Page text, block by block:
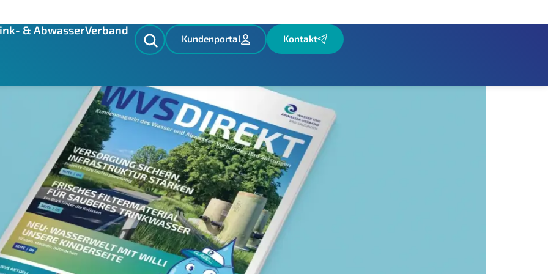
& AbwasserVerband
Kundenportal Kontakt
Kundenmagazin – neu dabei: Willis Wasserwelt